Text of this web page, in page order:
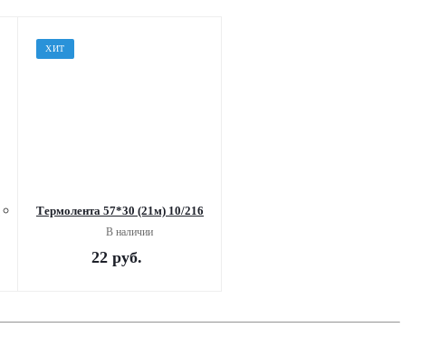
ХИТ
Термолента 57*30 (21м) 10/216
В наличии
22 руб.